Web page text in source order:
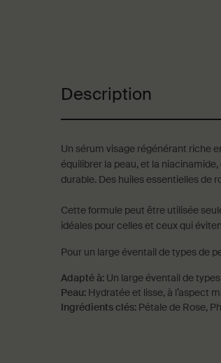
Description
Un sérum visage régénérant riche
équilibrer la peau, et la
durable. Des huiles essentielles de
Cette formule peut être utilisée
idéales pour celles et ceux qui
Pour un large éventail de types de
Adapté à: Un large éventail de
Peau: Hydratée et lisse, à l’aspect
Ingrédients clés: Pétale de Rose,